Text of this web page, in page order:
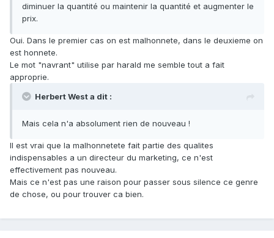
diminuer la quantité ou maintenir la quantité et augmenter le
prix.
Oui. Dans le premier cas on est malhonnete, dans le deuxieme on
est honnete.
Le mot "navrant" utilise par harald me semble tout a fait
approprie.
Herbert West a dit :
Mais cela n'a absolument rien de nouveau !
Il est vrai que la malhonnetete fait partie des qualites
indispensables a un directeur du marketing, ce n'est
effectivement pas nouveau.
Mais ce n'est pas une raison pour passer sous silence ce genre
de chose, ou pour trouver ca bien.